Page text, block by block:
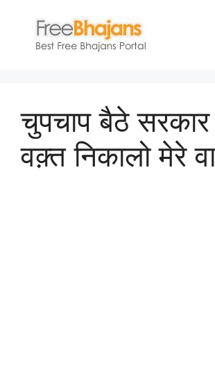
content
चुपचाप बैठे सरकार
वक़्त निकालो मेरे